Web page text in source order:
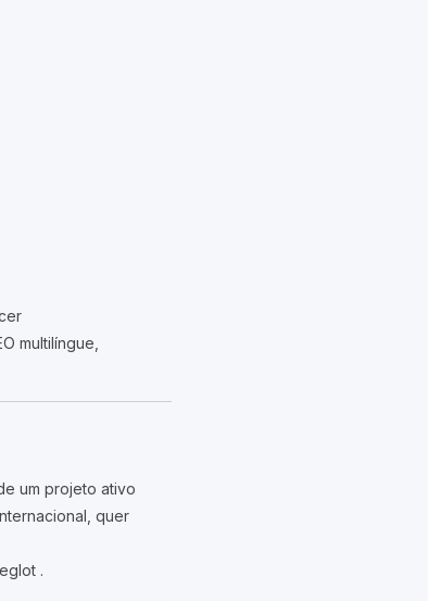
multilíngue,
um projeto ativo
quer
.